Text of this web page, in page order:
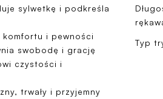
sylwetkę i podkreśla
komfortu i pewności
swobodę i grację
czystości i
trwały i przyjemny
Typ